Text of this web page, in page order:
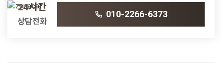
24시간
상담전화
010-2266-6373